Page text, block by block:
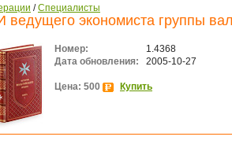
/Специалисты
ведущего экономиста группы
Номер:
1.4368
Дата обновления:
2005-10-27
Цена: 500 Купить